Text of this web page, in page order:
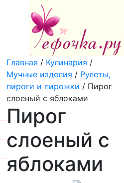
Главная / Кулинария /
Мучные изделия / Рулеты,
пироги и пирожки / Пирог
слоеный с яблоками
Пирог
слоеный с
яблоками